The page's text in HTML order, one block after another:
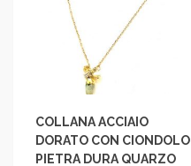
COLLANA ACCIAIO
DORATO CON CIONDOLO
PIETRA DURA QUARZO